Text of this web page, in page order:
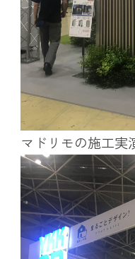
マドリモの施工実